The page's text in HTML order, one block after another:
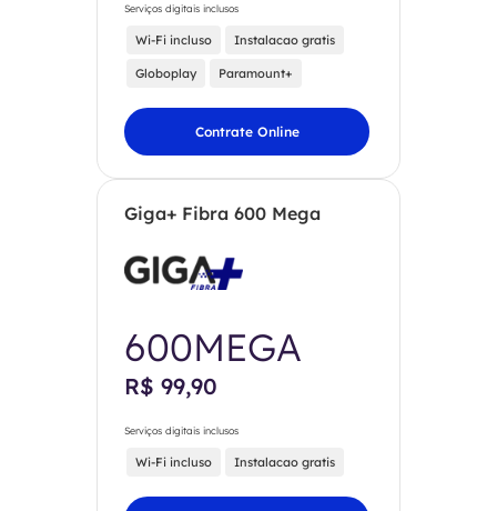
Serviços digitais inclusos
Wi-Fi incluso Instalacao gratis
Globoplay Paramount+
Contrate Online
Giga+ Fibra 600 Mega
600MEGA
R$ 99,90
Serviços digitais inclusos
Wi-Fi incluso Instalacao gratis